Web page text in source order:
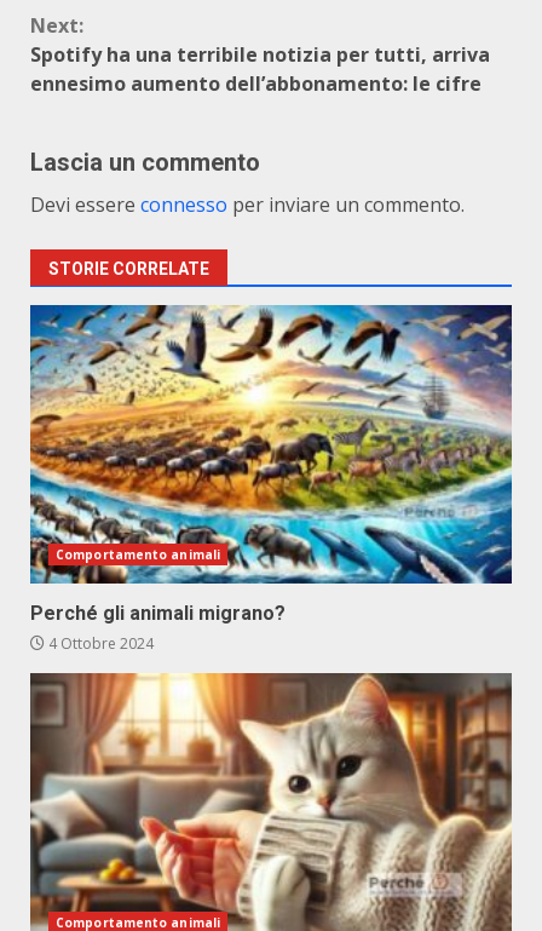
Next:
Spotify ha una terribile notizia per tutti, arriva
ennesimo aumento dell’abbonamento: le cifre
Lascia un commento
Devi essere connesso per inviare un commento.
STORIE CORRELATE
Comportamento animali
Perché gli animali migrano?
4 Ottobre 2024
Comportamento animali